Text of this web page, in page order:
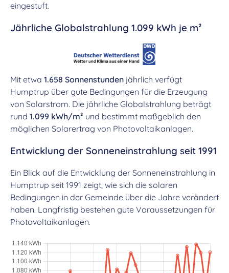
eingestuft.
Jährliche Globalstrahlung 1.099 kWh je m²
Mit etwa 1.658 Sonnenstunden jährlich verfügt
Humptrup über gute Bedingungen für die Erzeugung
von Solarstrom. Die jährliche Globalstrahlung beträgt
rund 1.099 kWh/m² und bestimmt maßgeblich den
möglichen Solarertrag von Photovoltaikanlagen.
Entwicklung der Sonneneinstrahlung seit 1991
Ein Blick auf die Entwicklung der Sonneneinstrahlung in
Humptrup seit 1991 zeigt, wie sich die solaren
Bedingungen in der Gemeinde über die Jahre verändert
haben. Langfristig bestehen gute Voraussetzungen für
Photovoltaikanlagen.